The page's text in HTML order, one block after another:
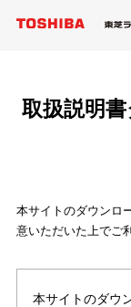
取扱説明
本サイトのダウンロ
意いただいた上でご
本サイトのダウ